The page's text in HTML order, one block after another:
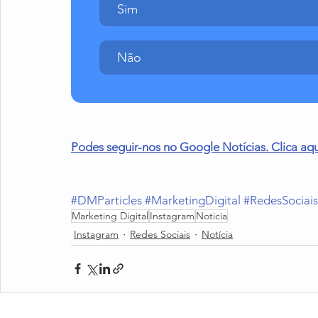
Sim
Não
Podes seguir-nos no Google Notícias. Clica
#DMParticles #MarketingDigital #RedesSociais
Marketing Digital Instagram Noticia
Instagram
Redes Sociais Notícia